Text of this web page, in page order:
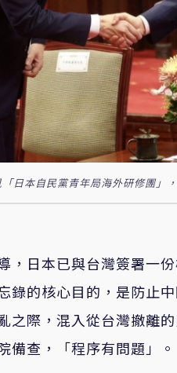
日本自民黨青年局海外研修團」
，日本已與台灣簽署一
錄的核心目的，是防止
之際，混入從台灣撤離
備查，「程序有問題」。